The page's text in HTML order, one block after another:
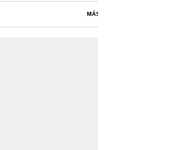
MÁS